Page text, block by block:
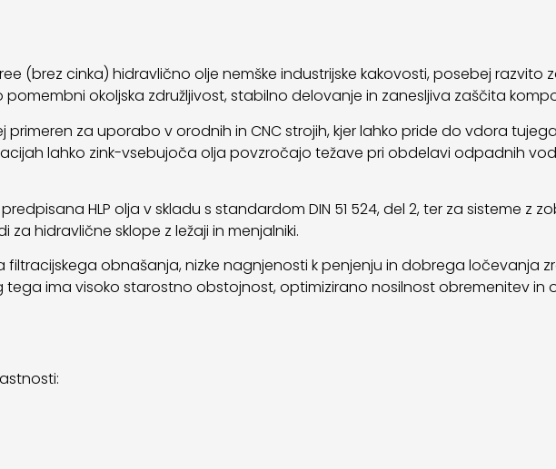
(brez cinka) hidravlično olje nemške industrijske kakovosti, posebej
pomembni okoljska združljivost, stabilno delovanje in zanesljiva zaščita
primeren za uporabo v orodnih in CNC strojih, kjer lahko pride do vdora
lahko zink-vsebujoča olja povzročajo težave pri obdelavi odpadnih
HLP olja v skladu s standardom DIN 51 524, del 2, ter za sisteme z
hidravlične sklope z ležaji in menjalniki.
obnašanja, nizke nagnjenosti k penjenju in dobrega ločevanja
ima visoko starostno obstojnost, optimizirano nosilnost obremenitev in